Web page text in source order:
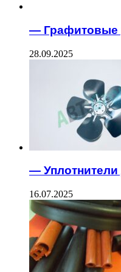
— Графитовые
28.09.2025
—
16.07.2025